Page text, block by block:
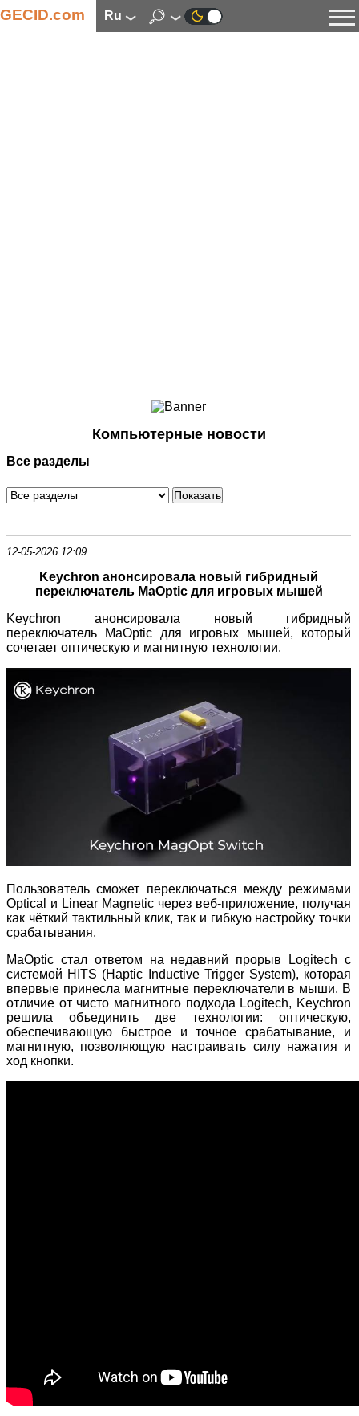
GECID.com ru
Смартфоны
Периферия
Программное обеспечение
Компьютерные новости
Все разделы
12-05-2026 12:09
Keychron анонсировала новый гибридный
переключатель MaOptic для игровых мышей
Keychron анонсировала новый гибридный
переключатель MaOptic для игровых мышей, который
сочетает оптическую и магнитную технологии.
Пользователь сможет переключаться между режимами
Optical и Linear Magnetic через веб‑приложение, получая
как чёткий тактильный клик, так и гибкую настройку точки
срабатывания.
MaOptic стал ответом на недавний прорыв Logitech с
системой HITS (Haptic Inductive Trigger System), которая
впервые принесла магнитные переключатели в мыши. В
отличие от чисто магнитного подхода Logitech, Keychron
решила объединить две технологии: оптическую,
обеспечивающую быстрое и точное срабатывание, и
магнитную, позволяющую настраивать силу нажатия и
ход кнопки.